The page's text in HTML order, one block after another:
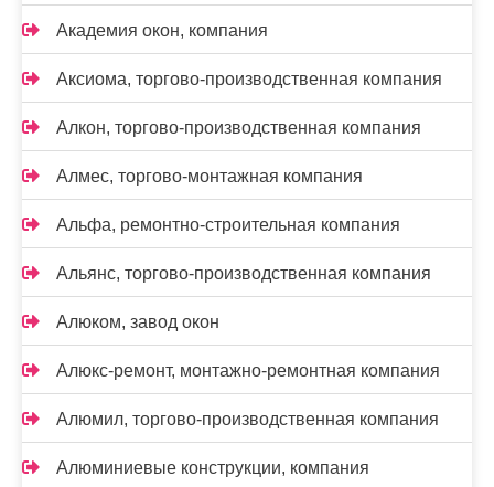
Академия окон, компания
Аксиома, торгово-производственная компания
Алкон, торгово-производственная компания
Алмес, торгово-монтажная компания
Альфа, ремонтно-строительная компания
Альянс, торгово-производственная компания
Алюком, завод окон
Алюкс-ремонт, монтажно-ремонтная компания
Алюмил, торгово-производственная компания
Алюминиевые конструкции, компания